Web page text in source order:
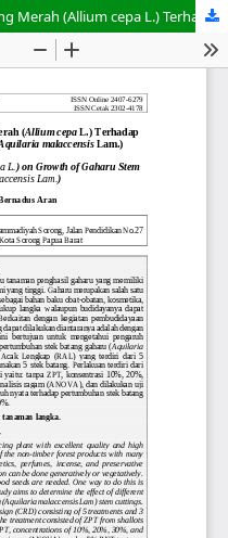
Aplikasi Pemberian Ekstrak Bawang Merah (Allium cepa L.) Terhadap Pertumbuhan Stek Batang Gaharu (Aquilaria malaccensis Lam.)